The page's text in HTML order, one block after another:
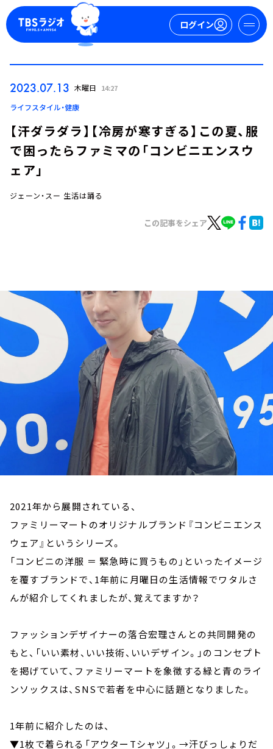
ログイン
ログイン
イベント・グッズ
YouTube
会社情報
2023.07.13 木曜日 14:27
ライフスタイル・健康
【汗ダラダラ】【冷房が寒すぎる】この夏、服
で困ったらファミマの「コンビニエンスウ
ェア」
ジェーン・スー 生活は踊る
この記事をシェア
2021年から展開されている、
ファミリーマートのオリジナルブランド『コンビニエンス
ウェア』というシリーズ。
「コンビニの洋服 ＝ 緊急時に買うもの」といったイメージ
を覆すブランドで、1年前に月曜日の生活情報でワタルさ
んが紹介してくれましたが、覚えてますか？
ファッションデザイナーの落合宏理さんとの共同開発の
もと、「いい素材、いい技術、いいデザイン。」のコンセプト
を掲げていて、ファミリーマートを象徴する緑と青のライ
ンソックスは、SNSで若者を中心に話題となりました。
1年前に紹介したのは、
▼1枚で着られる「アウターTシャツ」。→汗びっしょりだ